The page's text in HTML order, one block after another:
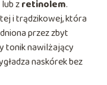
zretinolem.
i trądzikowej, która
przez zbyt
tonik nawilżający
naskórek bez